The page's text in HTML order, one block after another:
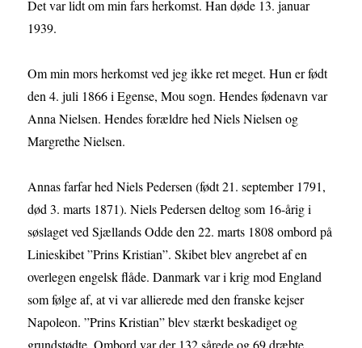
Det var lidt om min fars herkomst. Han døde 13. januar
1939.
Om min mors herkomst ved jeg ikke ret meget. Hun er født
den 4. juli 1866 i Egense, Mou sogn. Hendes fødenavn var
Anna Nielsen. Hendes forældre hed Niels Nielsen og
Margrethe Nielsen.
Annas farfar hed Niels Pedersen (født 21. september 1791,
død 3. marts 1871). Niels Pedersen deltog som 16-årig i
søslaget ved Sjællands Odde den 22. marts 1808 ombord på
Linieskibet ”Prins Kristian”. Skibet blev angrebet af en
overlegen engelsk flåde. Danmark var i krig mod England
som følge af, at vi var allierede med den franske kejser
Napoleon. ”Prins Kristian” blev stærkt beskadiget og
grundstødte. Ombord var der 132 sårede og 69 dræbte.